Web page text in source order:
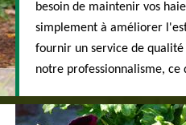
besoin de maintenir vos
simplement à améliorer
fournir un service de
notre professionnalisme,